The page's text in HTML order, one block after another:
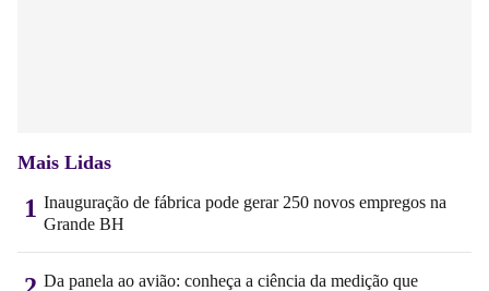
Mais Lidas
1 Inauguração de fábrica pode gerar 250 novos empregos na
Grande BH
Da panela ao avião: conheça a ciência da medição que